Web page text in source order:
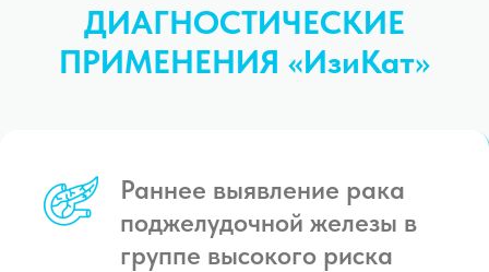
ДИАГНОСТИЧЕСКИЕ
ПРИМЕНЕНИЯ «ИзиКат»
Раннее выявление рака
поджелудочной железы в
группе высокого риска